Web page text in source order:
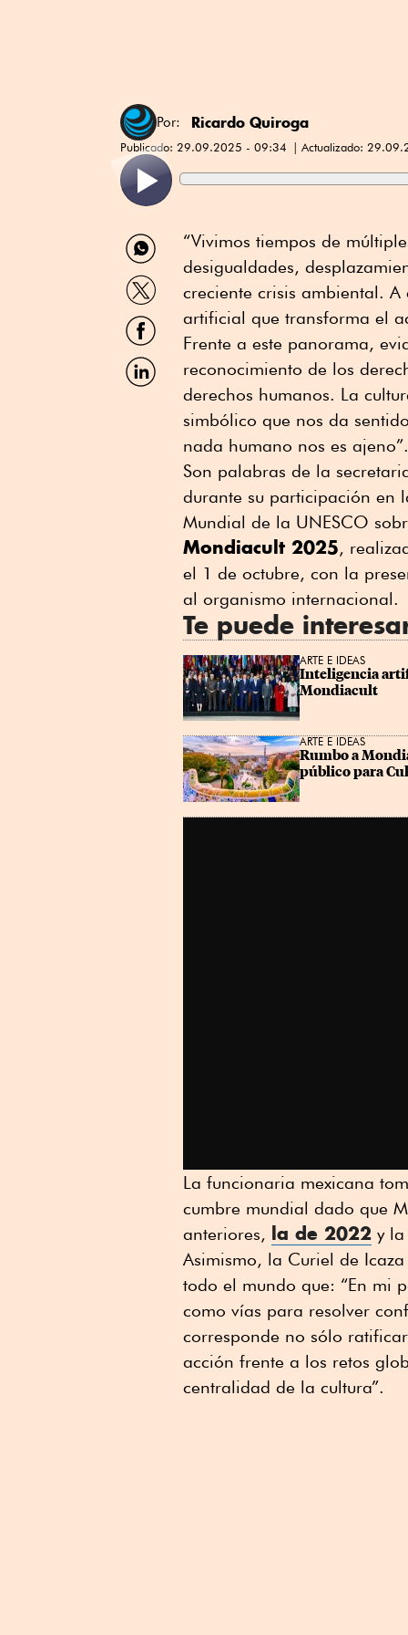
Por: Ricardo Quiroga
Publicado: 29.09.2025 - 09:34 Actualizado:
Compartir
por
WhatsApp
Compartir
por
Twitter
Compartir
por
Facebook
Compartir
por
“Vivimos tiempos de
desigualdades,
creciente crisis ambiental.
artificial que transforma el
Frente a este panorama,
reconocimiento de los
derechos humanos. La
simbólico que nos da
nada humano nos es ajeno”.
Son palabras de la
durante su participación en
Mundial de la UNESCO
Mondiacult 2025,
el 1 de octubre, con la
al organismo internacional.
Te puede
ARTE E IDEAS
Inteligencia
Mondiacult
ARTE E IDEAS
Rumbo a
público para
La funcionaria mexicana
cumbre mundial dado que
anteriores, la de 2022 y
Asimismo, la Curiel de
todo el mundo que: “En mi
como vías para resolver
corresponde no sólo
acción frente a los retos
centralidad de la cultura”.